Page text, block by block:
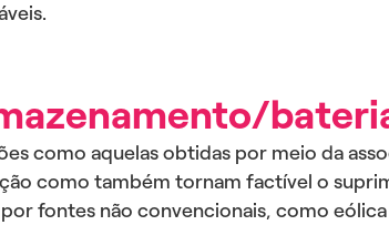
como aquelas obtidas por meio da
como também tornam factível o
fontes não convencionais, como